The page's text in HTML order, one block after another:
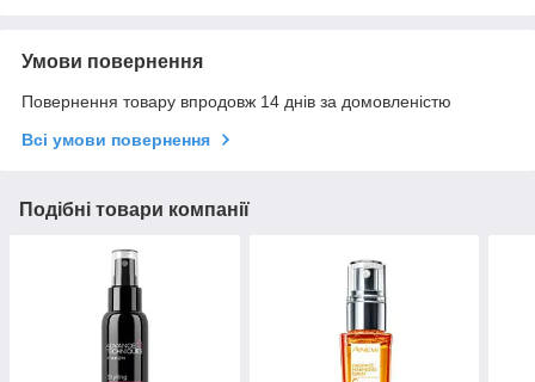
Умови повернення
Повернення товару впродовж 14 днів за домовленістю
Всі умови повернення
Подібні товари компанії